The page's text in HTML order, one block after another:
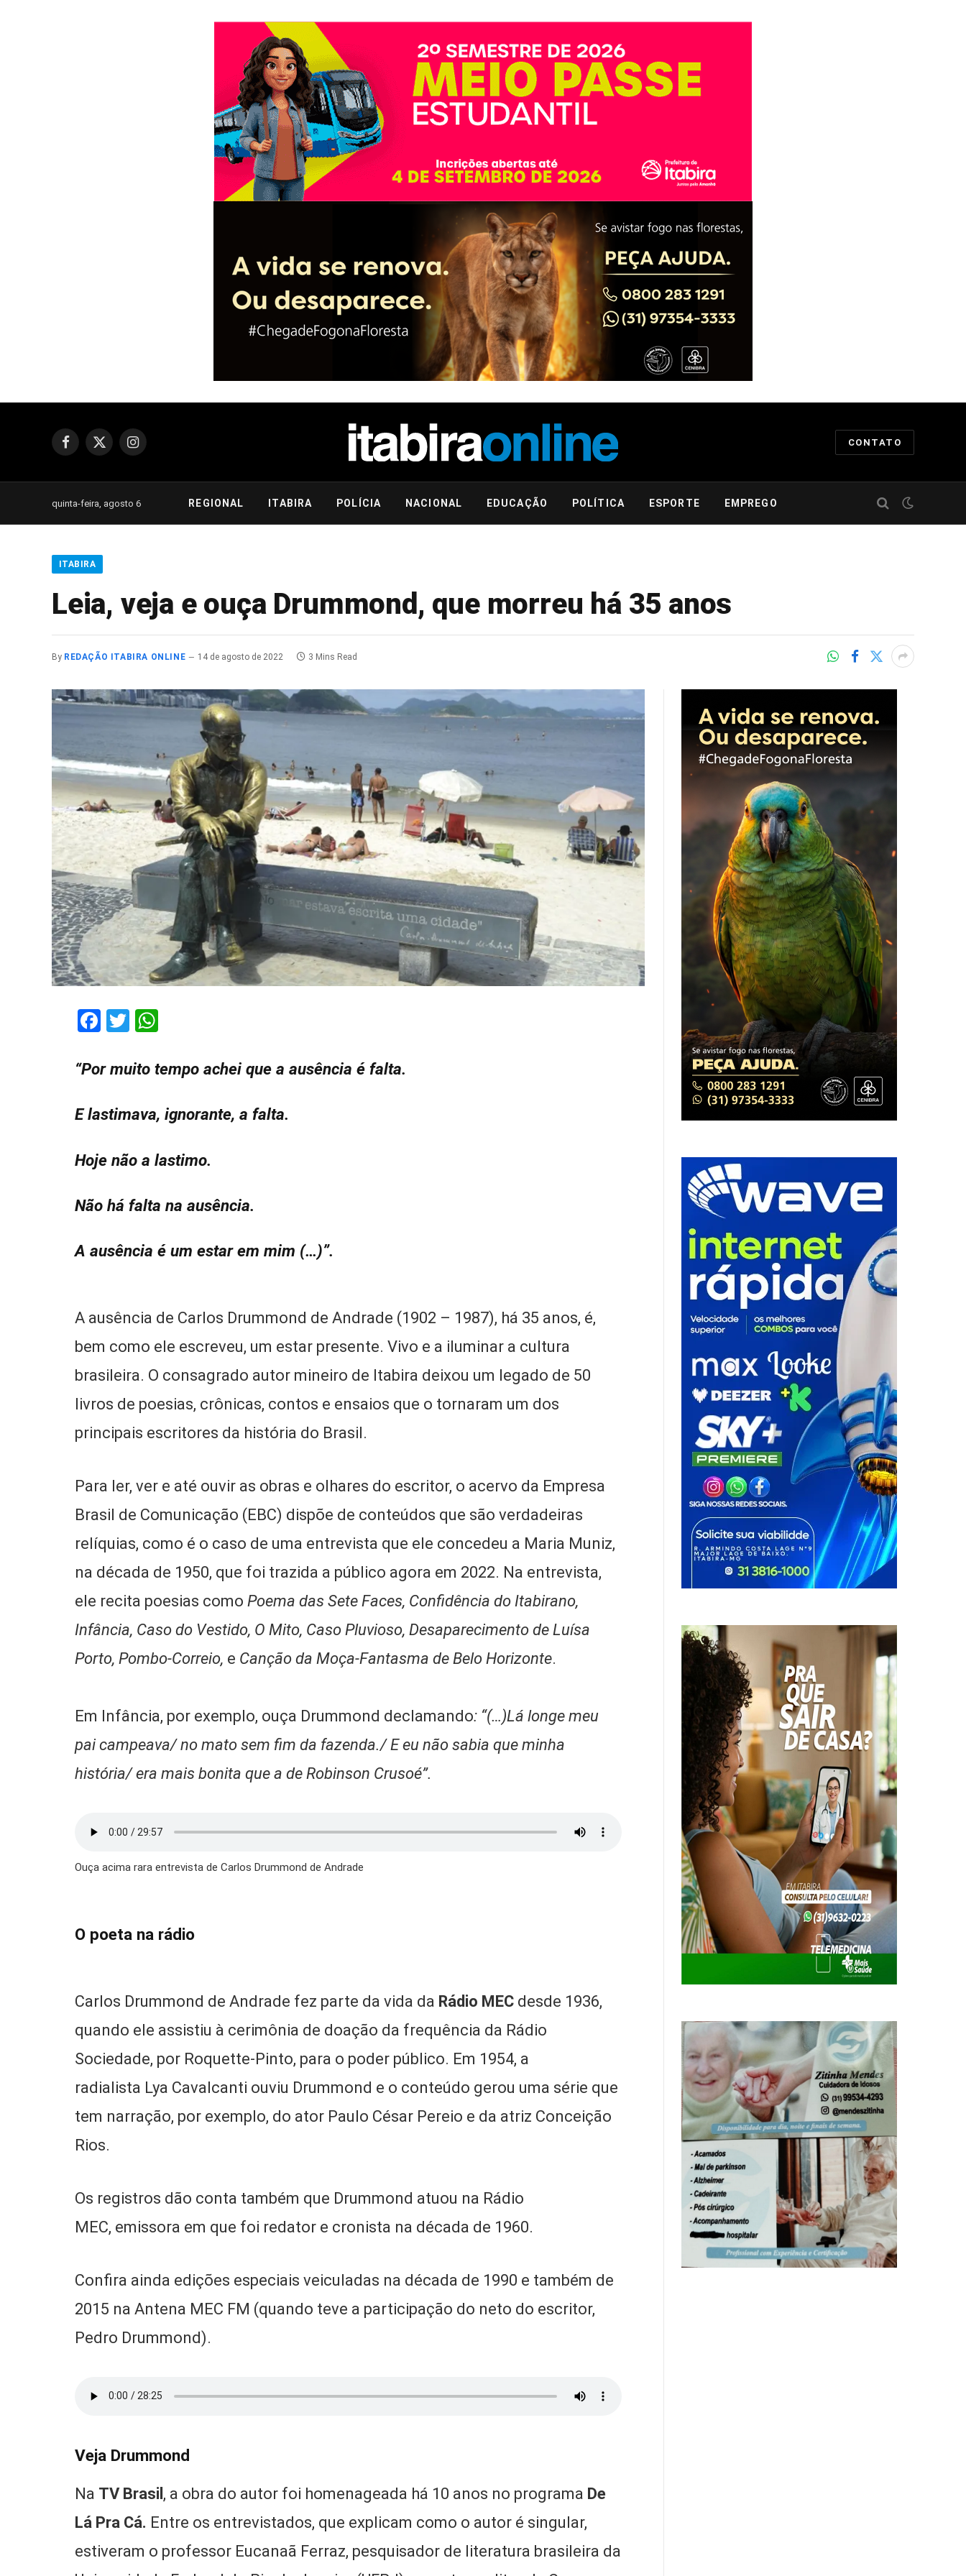
Facebook
X
Instagram
CONTATO
quinta-feira, agosto 6 REGIONAL ITABIRA POLÍCIA NACIONAL EDUCAÇÃO POLÍTICA ESPORTE EMPREGO
ITABIRA
Leia, veja e ouça Drummond, que morreu há 35 anos
By REDAÇÃO ITABIRA ONLINE 14 de agosto de 2022 3 Mins Read
Facebook
Twitter
“Por muito tempo achei que a ausência é falta.
E lastimava, ignorante, a falta.
Hoje não a lastimo.
Não há falta na ausência.
A ausência é um estar em mim (…)”.
A ausência de Carlos Drummond de Andrade (1902 – 1987), há 35 anos, é,
bem como ele escreveu, um estar presente. Vivo e a iluminar a cultura
brasileira. O consagrado autor mineiro de Itabira deixou um legado de 50
livros de poesias, crônicas, contos e ensaios que o tornaram um dos
principais escritores da história do Brasil.
Para ler, ver e até ouvir as obras e olhares do escritor, o acervo da Empresa
Brasil de Comunicação (EBC) dispõe de conteúdos que são verdadeiras
relíquias, como é o caso de uma entrevista que ele concedeu a Maria Muniz,
na década de 1950, que foi trazida a público agora em 2022. Na entrevista,
ele recita poesias comoPoema das Sete Faces, Confidência do Itabirano,
Infância, Caso do Vestido, O Mito, Caso Pluvioso, Desaparecimento de Luísa
Porto, Pombo-Correio, e Canção da Moça-Fantasma de Belo Horizonte.
Em Infância, por exemplo, ouça Drummond declamando: “(…)Lá longe meu
pai campeava/ no mato sem fim da fazenda./ E eu não sabia que minha
história/ era mais bonita que a de Robinson Crusoé”.
Ouça acima rara entrevista de Carlos Drummond de Andrade
O poeta na rádio
Carlos Drummond de Andrade fez parte da vida da Rádio MEC desde 1936,
quando ele assistiu à cerimônia de doação da frequência da Rádio
Sociedade, por Roquette-Pinto, para o poder público. Em 1954, a
radialista Lya Cavalcanti ouviu Drummond e o conteúdo gerou uma série que
tem narração, por exemplo, do ator Paulo César Pereio e da atriz Conceição
Rios.
Os registros dão conta também que Drummond atuou na Rádio
MEC, emissora em que foi redator e cronista na década de 1960.
Confira ainda edições especiais veiculadas na década de 1990 e também de
2015 na Antena MEC FM (quando teve a participação do neto do escritor,
Pedro Drummond).
Veja Drummond
Na TV Brasil , a obra do autor foi homenageada há 10 anos no programa De
Lá Pra Cá. Entre os entrevistados, que explicam como o autor é singular,
estiveram o professor Eucanaã Ferraz, pesquisador de literatura brasileira da